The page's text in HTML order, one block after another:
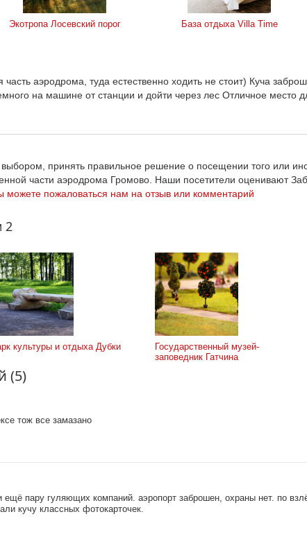
Экотропа Лосевский порог База отдыха Villa Time
аэродрома, туда естественно ходить не стоит) Куча
на машине от станции и дойти через лес Отличное место
принять правильное решение о посещении того или
части аэродрома Громово. Наши посетители оценивают
можете пожаловаться нам на отзыв или комментарий
2
культуры и отдыха Дубки
Государственный музей-
заповедник Гатчина
(5)
тож все замазано
пару гуляющих компаний. аэропорт заброшен, охраны нет. по
кучу классных фотокарточек.